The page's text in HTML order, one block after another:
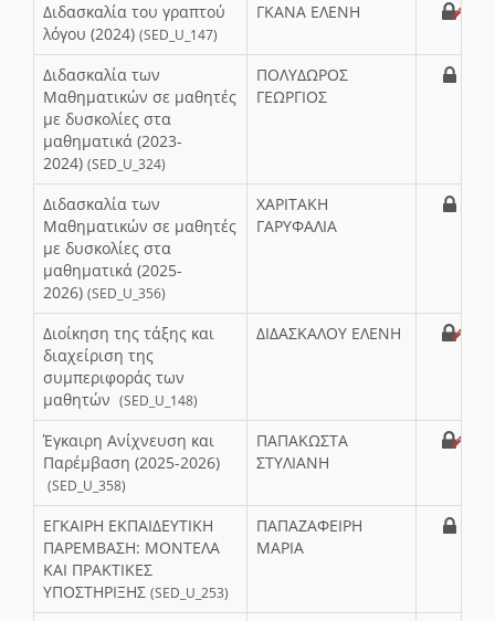
Διδασκαλία του γραπτού
λόγου (2024) (SED_U_147)
ΓΚΑΝΑ ΕΛΕΝΗ
Διδασκαλία των
Μαθηματικών σε μαθητές
με δυσκολίες στα
μαθηματικά (2023-
2024) (SED_U_324)
ΠΟΛΥΔΩΡΟΣ
ΓΕΩΡΓΙΟΣ
Διδασκαλία των
Μαθηματικών σε μαθητές
με δυσκολίες στα
μαθηματικά (2025-
2026) (SED_U_356)
ΧΑΡΙΤΑΚΗ
ΓΑΡΥΦΑΛΙΑ
Διοίκηση της τάξης και
διαχείριση της
συμπεριφοράς των
μαθητών (SED_U_148)
ΔΙΔΑΣΚΑΛΟΥ ΕΛΕΝΗ
Έγκαιρη Ανίχνευση και
Παρέμβαση (2025-2026)
(SED_U_358)
ΠΑΠΑΚΩΣΤΑ
ΣΤΥΛΙΑΝΗ
ΕΓΚΑΙΡΗ ΕΚΠΑΙΔΕΥΤΙΚΗ
ΠΑΡΕΜΒΑΣΗ: ΜΟΝΤΕΛΑ
ΚΑΙ ΠΡΑΚΤΙΚΕΣ
ΥΠΟΣΤΗΡΙΞΗΣ (SED_U_253)
ΠΑΠΑΖΑΦΕΙΡΗ
ΜΑΡΙΑ